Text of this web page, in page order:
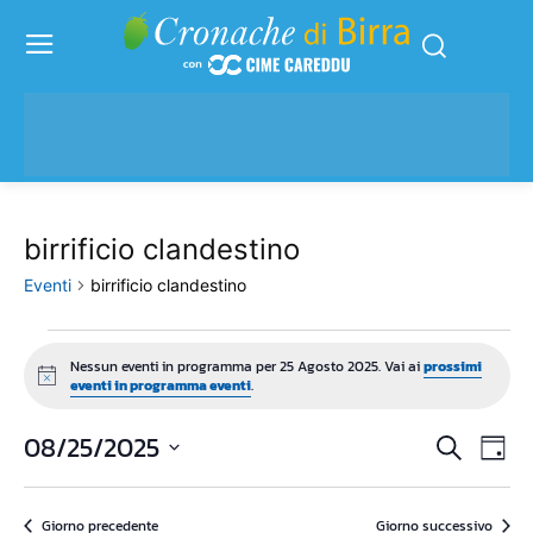
birrificio clandestino
Eventi birrificio clandestino
Eventi
for
25
Agosto
Notice
Nessun eventi in programma per 25 Agosto 2025. Vai aiprossimi
eventi in programma eventi.
Eventi
Cerca
08/25/2025
data.Giorno precedente Giorno successivo